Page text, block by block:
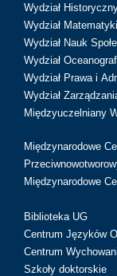
Wydział
Wydział
Wydział Nauk
Wydział
Wydział Prawa i
Wydział
Międzyuczelniany
Międzynarodowe
Międzynarodowe
Biblioteka UG
Centrum Języków
Centrum
Szkoły doktorskie